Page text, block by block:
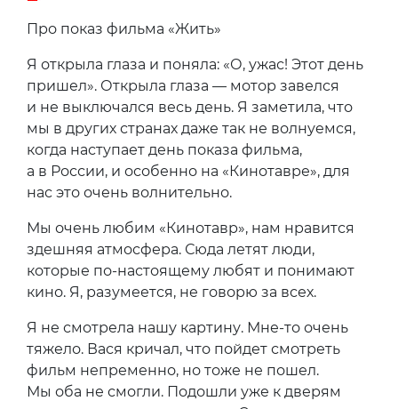
Про показ фильма «Жить»
Я открыла глаза и поняла: «О, ужас! Этот день
пришел». Открыла глаза — мотор завелся
и не выключался весь день. Я заметила, что
мы в других странах даже так не волнуемся,
когда наступает день показа фильма,
а в России, и особенно на «Кинотавре», для
нас это очень волнительно.
Мы очень любим «Кинотавр», нам нравится
здешняя атмосфера. Сюда летят люди,
которые по-настоящему любят и понимают
кино. Я, разумеется, не говорю за всех.
Я не смотрела нашу картину. Мне-то очень
тяжело. Вася кричал, что пойдет смотреть
фильм непременно, но тоже не пошел.
Мы оба не смогли. Подошли уже к дверям